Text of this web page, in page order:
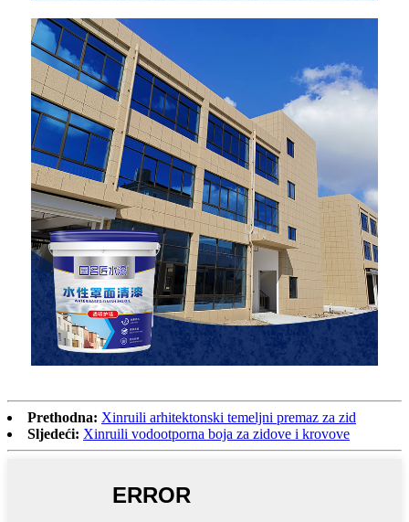
Prethodna: Xinruili arhitektonski temeljni premaz za zid
Sljedeći: Xinruili vodootporna boja za zidove i krovove